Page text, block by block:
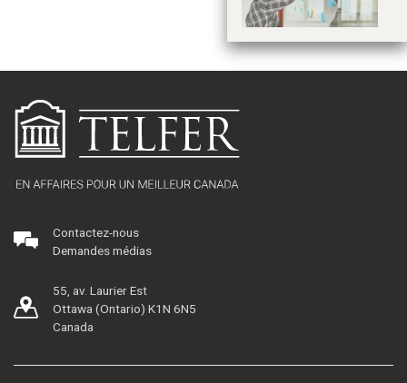
Contactez-nous
Demandes médias
55, av. Laurier Est
Ottawa (Ontario) K1N 6N5
Canada